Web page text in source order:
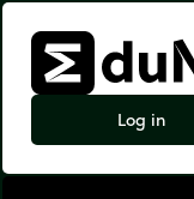
Log in